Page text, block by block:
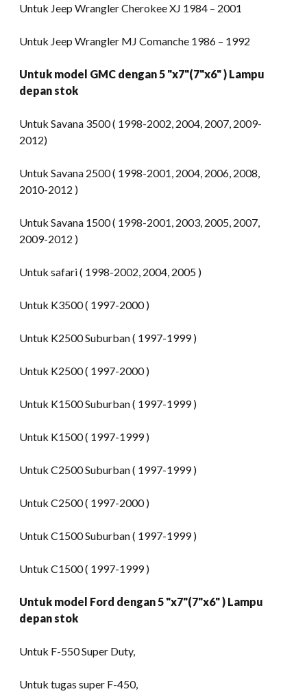
Untuk Jeep Wrangler Cherokee XJ 1984 – 2001
Untuk Jeep Wrangler MJ Comanche 1986 – 1992
Untuk model GMC dengan 5 "x7"(7"x6" ) Lampu
depan stok
Untuk Savana 3500 ( 1998-2002, 2004, 2007, 2009-
2012)
Untuk Savana 2500 ( 1998-2001, 2004, 2006, 2008,
2010-2012 )
Untuk Savana 1500 ( 1998-2001, 2003, 2005, 2007,
2009-2012 )
Untuk safari ( 1998-2002, 2004, 2005 )
Untuk K3500 ( 1997-2000 )
Untuk K2500 Suburban ( 1997-1999 )
Untuk K2500 ( 1997-2000 )
Untuk K1500 Suburban ( 1997-1999 )
Untuk K1500 ( 1997-1999 )
Untuk C2500 Suburban ( 1997-1999 )
Untuk C2500 ( 1997-2000 )
Untuk C1500 Suburban ( 1997-1999 )
Untuk C1500 ( 1997-1999 )
Untuk model Ford dengan 5 "x7"(7"x6" ) Lampu
depan stok
Untuk F-550 Super Duty,
Untuk tugas super F-450,